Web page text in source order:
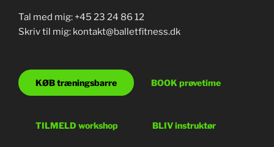
Tal med mig: +45 23 24 86 12
Skriv til mig: kontakt@balletfitness.dk
KØB træningsbarre BOOK prøvetime
TILMELD workshop BLIV instruktør